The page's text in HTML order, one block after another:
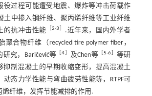
役过程可能遭受地震、爆炸等冲击荷载作
土中掺入钢纤维、聚丙烯纤维等工业纤维
的抗冲击性能 ［2-3
.近年来，国内外学者
合物纤维（recycled tire polymer fiber，
研究，Baričević等 ［4 及Chen等 ［5-6 ］等研
抑制混凝土的早期收缩变形，提高混凝土
动态力学性能与弯曲疲劳性能等，RTPF可
烯纤维，发挥节能减排的作用.